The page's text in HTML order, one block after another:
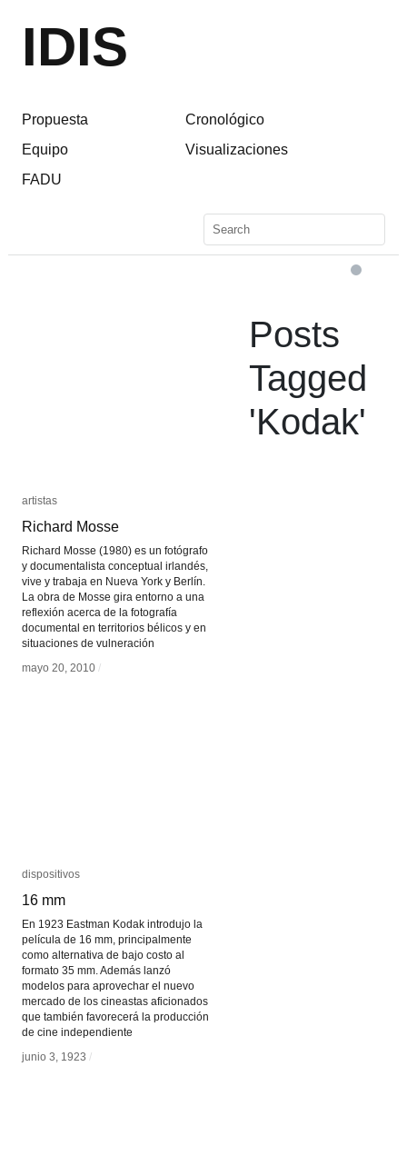
IDIS
Propuesta
Equipo
FADU
Cronológico
Visualizaciones
Posts
Tagged
'Kodak'
artistas
Richard Mosse
Richard Mosse (1980) es un fotógrafo
y documentalista conceptual irlandés,
vive y trabaja en Nueva York y Berlín.
La obra de Mosse gira entorno a una
reflexión acerca de la fotografía
documental en territorios bélicos y en
situaciones de vulneración
mayo 20, 2010 /
artistas
Richard Mosse
mayo 20, 2010 /
dispositivos
16 mm
En 1923 Eastman Kodak introdujo la
película de 16 mm, principalmente
como alternativa de bajo costo al
formato 35 mm. Además lanzó
modelos para aprovechar el nuevo
mercado de los cineastas aficionados
que también favorecerá la producción
de cine independiente
junio 3, 1923 /
dispositivos
16 mm
junio 3, 1923 /